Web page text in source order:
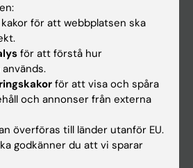
kakor för att webbplatsen ska
för att förstå hur
för att visa och spåra
och annonser från externa
överföras till länder utanför EU.
godkänner du att vi sparar